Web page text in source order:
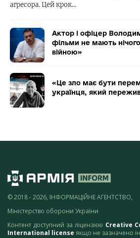
агресора. Цей крок…
Актор і офіцер
фільми не мають нічого
війною»
«Це зло має бути
українця, який
© 2018 - 2026, ІНФОРМАЦІЙНЕ АГЕНТСТВО,
Міністерство оборони України
Контент доступний за ліцензією Creative
International license якщо не зазначено